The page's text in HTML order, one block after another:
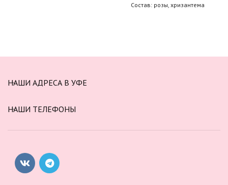
Состав: розы, хризантема
НАШИ АДРЕСА В УФЕ
НАШИ ТЕЛЕФОНЫ